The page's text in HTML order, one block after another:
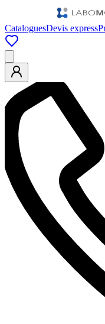
CataloguesDevis express